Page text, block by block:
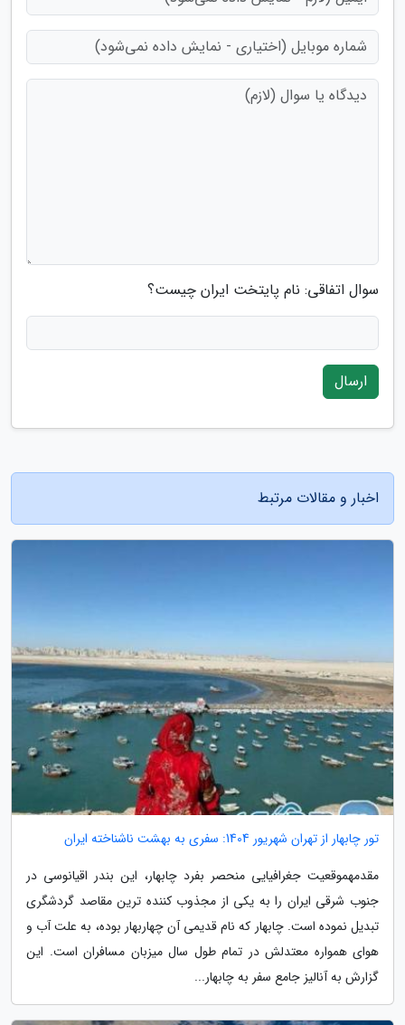
سوال اتفاقی: نام پایتخت ایران چیست؟
ارسال
اخبار و مقالات مرتبط
تور چابهار از تهران شهریور 1404: سفری به بهشت ناشناخته ایران
مقدمهموقعیت جغرافیایی منحصر بفرد چابهار، این بندر اقیانوسی در
جنوب شرقی ایران را به یکی از مجذوب کننده ترین مقاصد گردشگری
تبدیل نموده است. چابهار که نام قدیمی آن چهاربهار بوده، به علت آب و
هوای همواره معتدلش در تمام طول سال میزبان مسافران است. این
گزارش به آنالیز جامع سفر به چابهار...